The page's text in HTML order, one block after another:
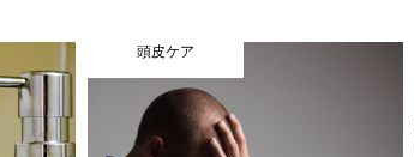
頭皮ケア